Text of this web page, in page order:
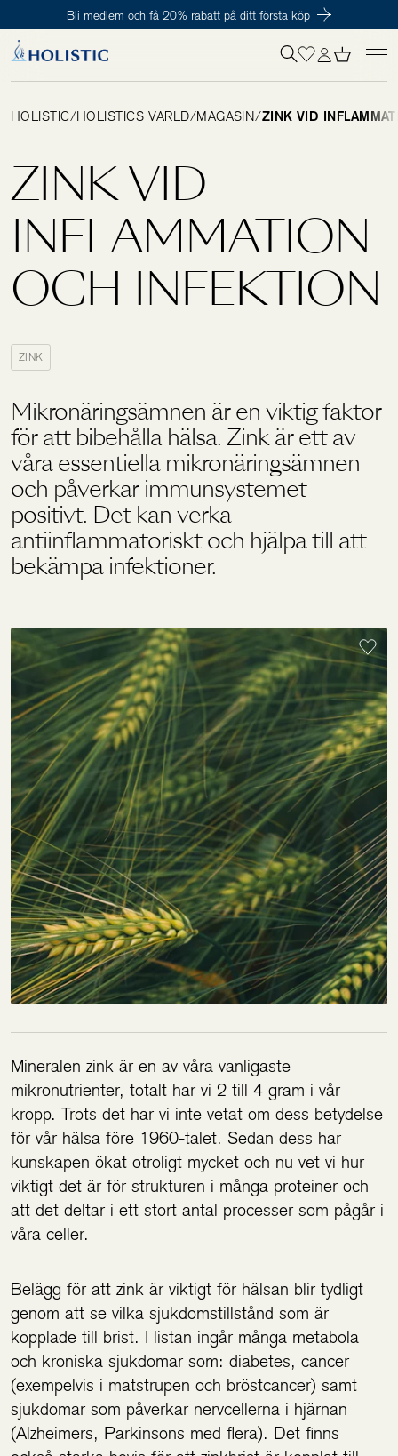
Bli medlem och få 20% rabatt på ditt första köp
Kit
Holistics värld
Utbildning
För återförsäljare
Tillagd i varukorgen Till kassan
För att påbörja en prenumeration hos oss så behöver du vara medlem i
Holistic Club. Det är helt kostnadsfritt.
HOLISTIC/HOLISTICS VÄRLD/MAGASIN/ZINK VID
ZINK VID
INFLAMMATION
OCH INFEKTION
ZINK
Mikronäringsämnen är en viktig faktor
för att bibehålla hälsa. Zink är ett av
våra essentiella mikronäringsämnen
och påverkar immunsystemet
positivt. Det kan verka
antiinflammatoriskt och hjälpa till att
bekämpa infektioner.
Mineralen zink är en av våra vanligaste
mikronutrienter, totalt har vi 2 till 4 gram i vår
kropp. Trots det har vi inte vetat om dess betydelse
för vår hälsa före 1960-talet. Sedan dess har
kunskapen ökat otroligt mycket och nu vet vi hur
viktigt det är för strukturen i många proteiner och
att det deltar i ett stort antal processer som pågår i
våra celler.
Belägg för att zink är viktigt för hälsan blir tydligt
genom att se vilka sjukdomstillstånd som är
kopplade till brist. I listan ingår många metabola
och kroniska sjukdomar som: diabetes, cancer
(exempelvis i matstrupen och bröstcancer) samt
sjukdomar som påverkar nervcellerna i hjärnan
(Alzheimers, Parkinsons med flera). Det finns